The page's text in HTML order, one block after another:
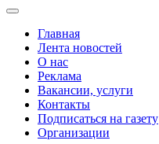
Главная
Лента новостей
О нас
Реклама
Вакансии, услуги
Контакты
Подписаться на газету
Организации